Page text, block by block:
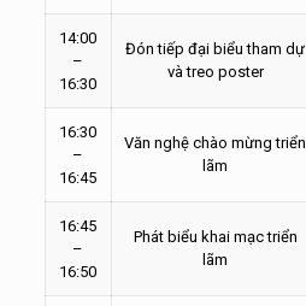
14:00
–
16:30
Đón tiếp đại biểu tham dự
và treo poster
16:30
–
16:45
Văn nghệ chào mừng triển
lãm
16:45
–
16:50
Phát biểu khai mạc triển
lãm